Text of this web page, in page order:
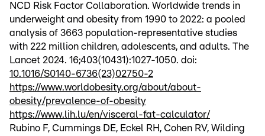
NCD Risk Factor Collaboration. Worldwide trends in
underweight and obesity from 1990 to 2022: a pooled
analysis of 3663 population-representative studies
with 222 million children, adolescents, and adults. The
Lancet 2024. 16;403(10431):1027-1050. doi:
10.1016/S0140-6736(23)02750-2
https://www.worldobesity.org/about/about-
obesity/prevalence-of-obesity
https://www.lih.lu/en/visceral-fat-calculator/
Rubino F, Cummings DE, Eckel RH, Cohen RV, Wilding